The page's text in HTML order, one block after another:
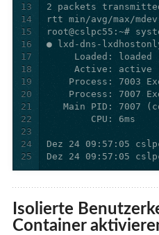
13
14
15
16
17
18
19
20
21
22
23
24
25
Dez 24 09:57:05
Isolierte
Container